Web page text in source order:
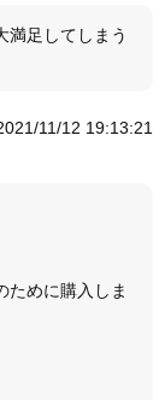
満足してしまう
11/12 19:13:21
ために購入しま